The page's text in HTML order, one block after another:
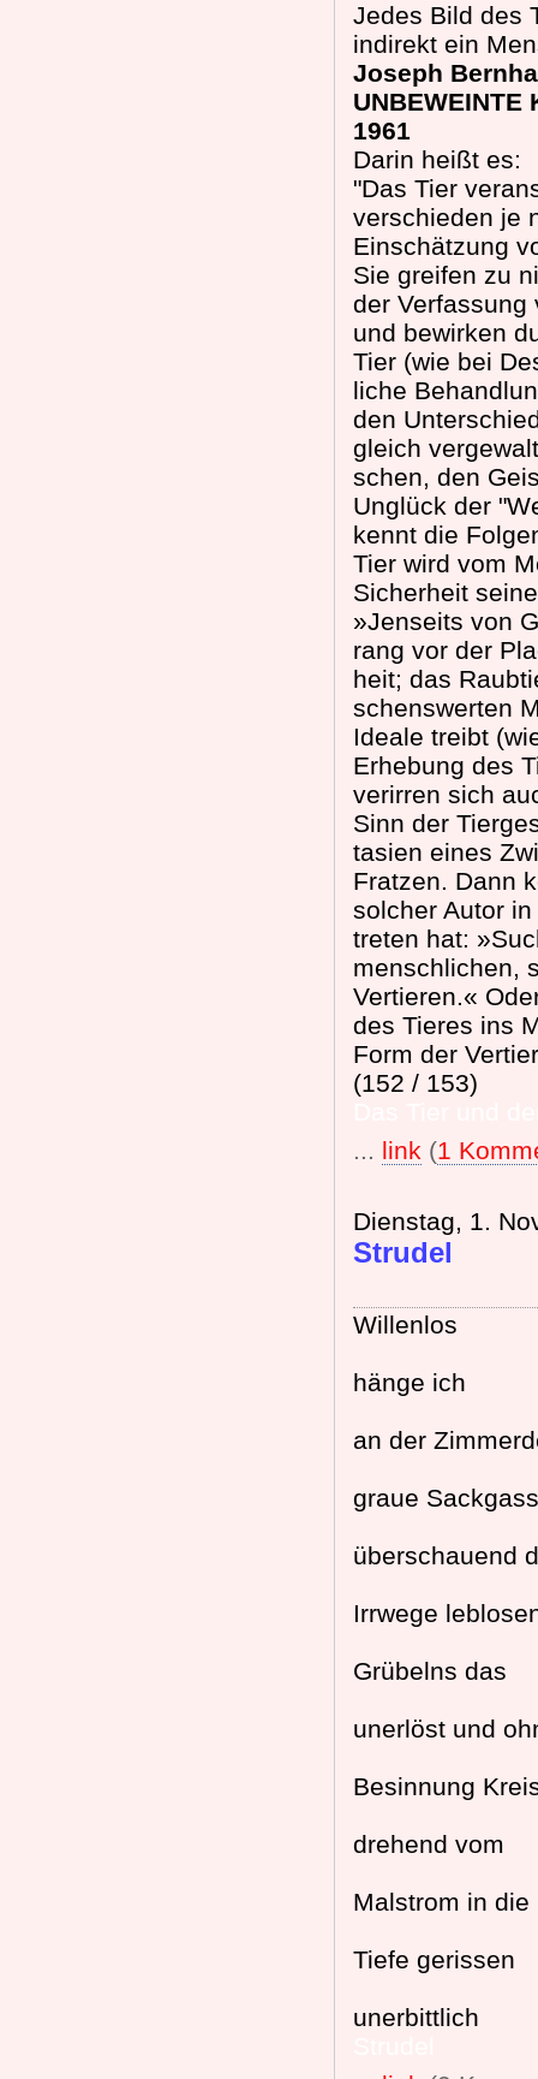
Jedes Bild des
indirekt ein
Joseph
1961
Darin heißt es:
"Das Tier
verschieden je
Einschätzung
Sie greifen zu
der Verfassung
und bewirken
Tier (wie bei
liche
den
gleich
schen, den
Unglück der
kennt die
Tier wird vom
Sicherheit
»Jenseits von
rang vor der
heit; das
schenswerten
Ideale treibt
Erhebung des
verirren sich
Sinn der
tasien eines
Fratzen. Dann
solcher Autor
treten hat:
menschlichen,
Vertieren.«
des Tieres ins
Form der
(152 / 153)
... link (1
Dienstag, 1.
Strudel
Willenlos
hänge ich
an der
graue
überschauend
Irrwege
Grübelns das
unerlöst und
Besinnung
drehend vom
Malstrom in die
Tiefe gerissen
unerbittlich